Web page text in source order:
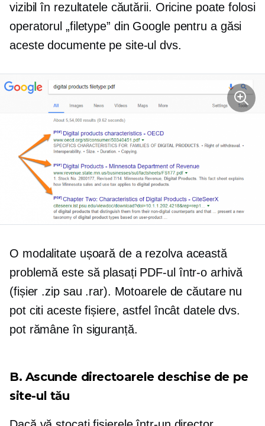
vizibil în rezultatele căutării. Oricine poate folosi
operatorul „filetype” din Google pentru a găsi
aceste documente pe site-ul dvs.
O modalitate ușoară de a rezolva această
problemă este să plasați PDF-ul într-o arhivă
(fișier .zip sau .rar). Motoarele de căutare nu
pot citi aceste fișiere, astfel încât datele dvs.
pot rămâne în siguranță.
B. Ascunde directoarele deschise de pe
site-ul tău